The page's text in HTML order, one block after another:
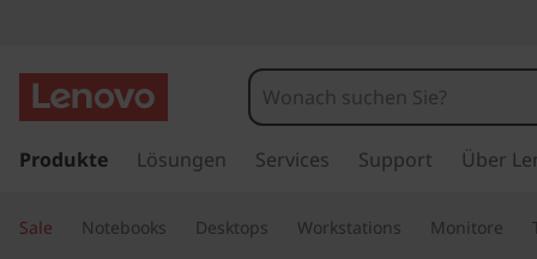
h
n
k
u
a
Produkte Lösungen Services Support Über
Sale Notebooks Desktops Workstations Monitore